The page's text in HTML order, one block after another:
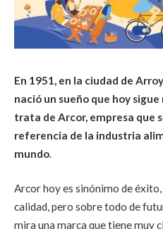
En 1951, en la ciudad de
nació un sueño que hoy
trata de Arcor, empresa que
referencia de la industria
mundo.
Arcor hoy es sinónimo de
calidad, pero sobre todo de
mira una marca que tiene muy